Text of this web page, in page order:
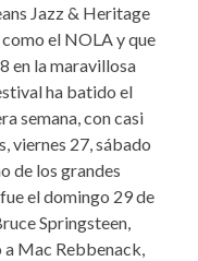
Jazz & Heritage
el NOLA y que
en la maravillosa
ha batido el
semana, con casi
viernes 27, sábado
de los grandes
el domingo 29 de
Springsteen,
a Mac Rebbenack,